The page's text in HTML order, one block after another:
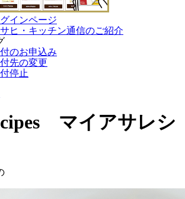
インページ
ヒ・キッチン通信のご紹介
のお申込み
先の変更
停止
マイアサレシ